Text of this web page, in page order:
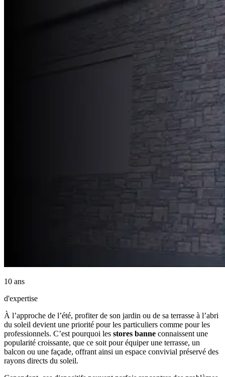
10 ans
d'expertise
À l’approche de l’été, profiter de son jardin ou de sa terrasse à l’abri
du soleil devient une priorité pour les particuliers comme pour les
professionnels. C’est pourquoi les stores banne connaissent une
popularité croissante, que ce soit pour équiper une terrasse, un
balcon ou une façade, offrant ainsi un espace convivial préservé des
rayons directs du soleil.